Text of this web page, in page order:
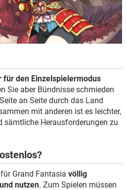
für den Einzelspielermodus
Sie aber Bündnisse schmieden
an Seite durch das Land
mit anderen ist es leichter,
sämtliche Herausforderungen zu
Grand Fantasia völlig
nutzen. Zum Spielen müssen